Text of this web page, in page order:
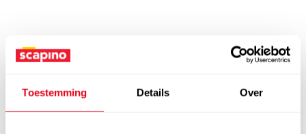
Toestemming Details Over